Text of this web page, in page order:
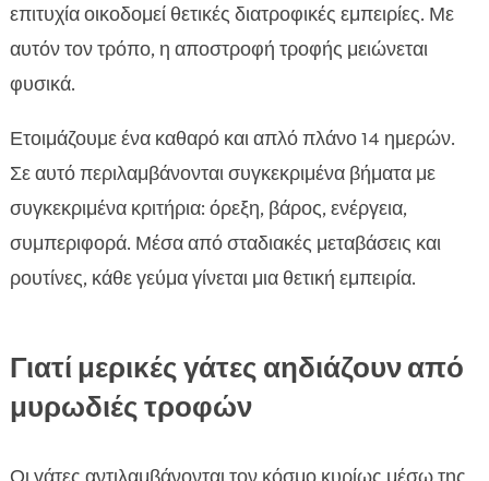
επιτυχία οικοδομεί θετικές διατροφικές εμπειρίες. Με
αυτόν τον τρόπο, η αποστροφή τροφής μειώνεται
φυσικά.
Ετοιμάζουμε ένα καθαρό και απλό πλάνο 14 ημερών.
Σε αυτό περιλαμβάνονται συγκεκριμένα βήματα με
συγκεκριμένα κριτήρια: όρεξη, βάρος, ενέργεια,
συμπεριφορά. Μέσα από σταδιακές μεταβάσεις και
ρουτίνες, κάθε γεύμα γίνεται μια θετική εμπειρία.
Γιατί μερικές γάτες αηδιάζουν από
μυρωδιές τροφών